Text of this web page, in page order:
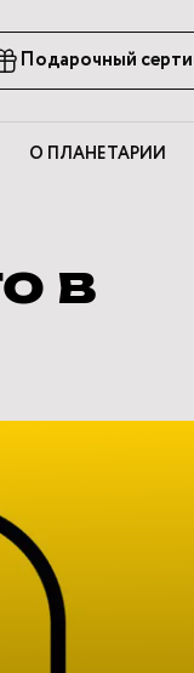
Подарочный
О ПЛАНЕТАРИИ
в